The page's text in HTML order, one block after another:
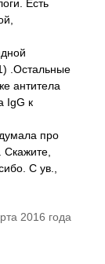
Есть
.Остальные
антитела
IgG к
про
С ув.,
2016 года